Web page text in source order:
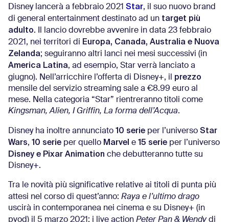
Disney lancerà a febbraio 2021 Star, il suo nuovo brand
di general entertainment destinato ad un target più
adulto. Il lancio dovrebbe avvenire in data 23 febbraio
2021, nei territori di Europa, Canada, Australia e Nuova
Zelanda; seguiranno altri lanci nei mesi successivi (in
America Latina, ad esempio, Star verrà lanciato a
giugno). Nell’arricchire l’offerta di Disney+, il prezzo
mensile del servizio streaming sale a €8.99 euro al
mese. Nella categoria “Star” rientreranno titoli come
Kingsman, Alien, I Griffin, La forma dell’Acqua.
Disney ha inoltre annunciato 10 serie per l’universo Star
Wars, 10 serie per quello Marvel e 15 serie per l’universo
Disney e Pixar Animation che debutteranno tutte su
Disney+.
Tra le novità più significative relative ai titoli di punta più
attesi nel corso di quest’anno: Raya e l’ultimo drago
uscirà in contemporanea nei cinema e su Disney+ (in
pvod) il 5 marzo 2021; i live action Peter Pan & Wendydi